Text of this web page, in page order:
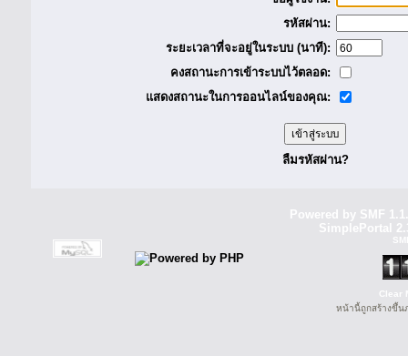
รหัสผ่าน:
ระยะเวลาที่จะอยู่ในระบบ (นาที):
คงสถานะการเข้าระบบไว้ตลอด:
แสดงสถานะในการออนไลน์ของคุณ:
ลืมรหัสผ่าน?
Powered by SMF
SimplePortal
Clear
หน้านี้ถูกสร้างขึ้น